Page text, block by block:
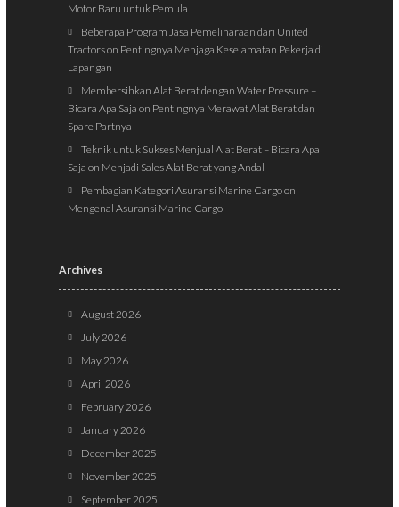
Motor Baru untuk Pemula
Beberapa Program Jasa Pemeliharaan dari United
Tractorson Pentingnya Menjaga Keselamatan Pekerja di
Lapangan
Membersihkan Alat Berat dengan Water Pressure –
Bicara Apa Saja on Pentingnya Merawat Alat Berat dan
Spare Partnya
Teknik untuk Sukses Menjual Alat Berat – Bicara Apa
Saja on Menjadi Sales Alat Berat yang Andal
Pembagian Kategori Asuransi Marine Cargoon
Mengenal Asuransi Marine Cargo
Archives
August 2026
July 2026
May 2026
April 2026
February 2026
January 2026
December 2025
November 2025
September 2025